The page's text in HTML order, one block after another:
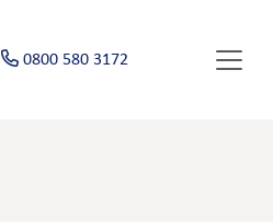
0800 580 3172